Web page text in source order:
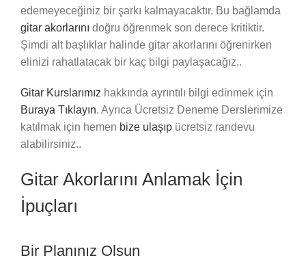
edemeyeceğiniz bir şarkı kalmayacaktır. Bu bağlamda
gitar akorlarını doğru öğrenmek son derece kritiktir.
Şimdi alt başlıklar halinde gitar akorlarını öğrenirken
elinizi rahatlatacak bir kaç bilgi paylaşacağız..
Gitar Kurslarımız hakkında ayrıntılı bilgi edinmek için
Buraya Tıklayın. Ayrıca Ücretsiz Deneme Derslerimize
katılmak için hemen bize ulaşıpücretsiz randevu
alabilirsiniz..
Gitar Akorlarını Anlamak İçin
İpuçları
Bir Planınız Olsun